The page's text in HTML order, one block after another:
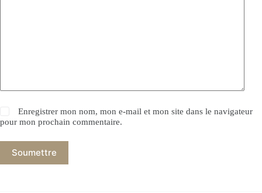
Enregistrer mon nom, mon e-mail et mon site dans le navigateur
pour mon prochain commentaire.
Soumettre